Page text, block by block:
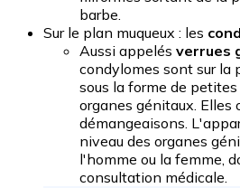
barbe.
Sur le plan muqueux : les
Aussi appelés verrues
condylomes sont sur la
sous la forme de
organes génitaux. Elles
démangeaisons.
niveau des organes
l'homme ou la femme,
consultation médicale.